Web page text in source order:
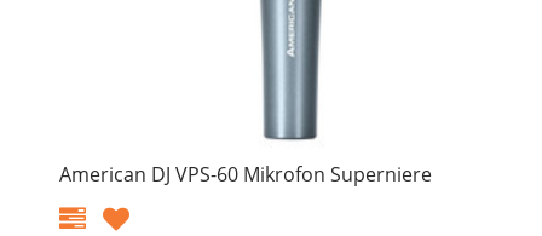
American DJ VPS-60 Mikrofon Superniere